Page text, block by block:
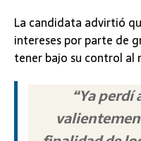
La candidata advirtió
intereses por parte de
tener bajo su control al
“Ya perdí